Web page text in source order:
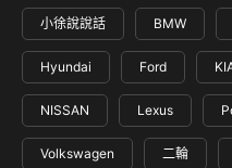
小徐說說話 BMW
Hyundai Ford
NISSAN Lexus
Volkswagen 二輪